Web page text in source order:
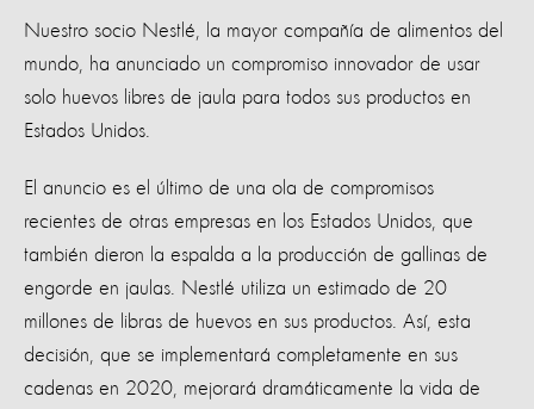
Nuestro socio Nestlé, la mayor compañía de alimentos del
mundo, ha anunciado un compromiso innovador de usar
solo huevos libres de jaula para todos sus productos en
Estados Unidos.
El anuncio es el último de una ola de compromisos
recientes de otras empresas en los Estados Unidos, que
también dieron la espalda a la producción de gallinas de
engorde en jaulas. Nestlé utiliza un estimado de 20
millones de libras de huevos en sus productos. Así, esta
decisión, que se implementará completamente en sus
cadenas en 2020, mejorará dramáticamente la vida de